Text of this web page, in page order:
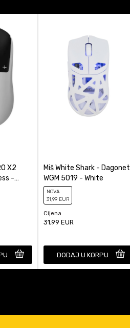
X2
-
Miš White Shark - Dagonet
WGM 5019 - White
NOVA
31,99 EUR
Cijena
31,99 EUR
DODAJ U KORPU